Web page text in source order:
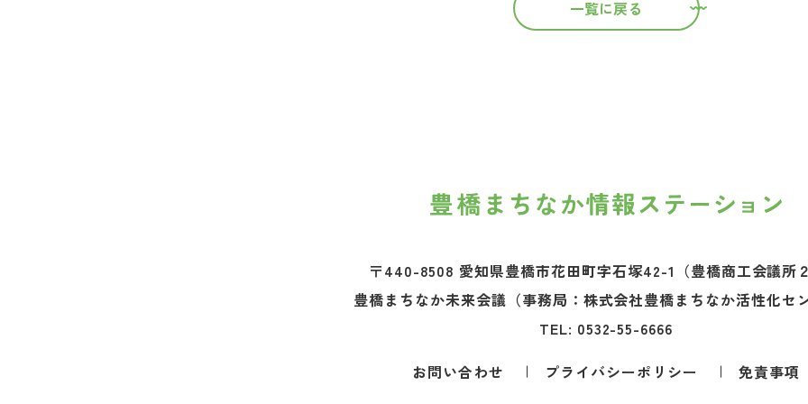
一覧に戻る
〒440-8508 愛知県豊橋市花田町字石塚42-1 （豊橋商工会議所
豊橋まちなか未来会議 （事務局：株式会社豊橋まちなか活性化セ
TEL: 0532-55-6666
お問い合わせ
プライバシーポリシー 免責事項